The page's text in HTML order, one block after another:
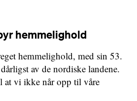
hemmelighold
hemmelighold, med sin 53.
av de nordiske landene.
at vi ikke når opp til våre